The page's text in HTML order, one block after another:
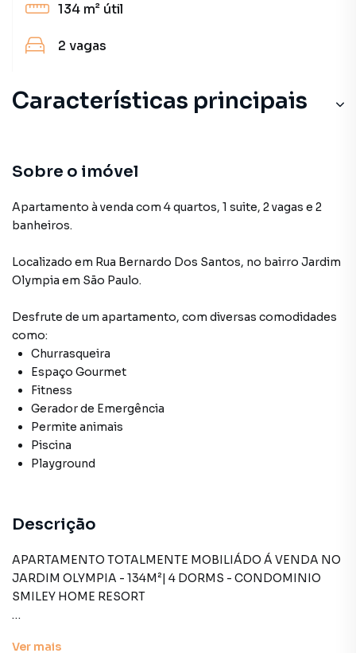
134 m² útil
2 vagas
Características principais
Sobre o imóvel
Apartamento à venda com 4 quartos, 1 suite, 2 vagas e 2
banheiros.
Localizado em Rua Bernardo Dos Santos, no bairro Jardim
Olympia em São Paulo.
Desfrute de um apartamento, com diversas comodidades
como:
Churrasqueira
Espaço Gourmet
Fitness
Gerador de Emergência
Permite animais
Piscina
Playground
Descrição
APARTAMENTO TOTALMENTE MOBILIÁDO Á VENDA NO
JARDIM OLYMPIA - 134M²| 4 DORMS - CONDOMINIO
SMILEY HOME RESORT
Ver mais